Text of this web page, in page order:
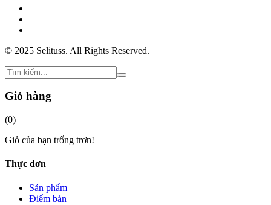
© 2025 Selituss. All Rights Reserved.
Giỏ hàng
(0)
Giỏ của bạn trống trơn!
Thực đơn
Sản phẩm
Điểm bán